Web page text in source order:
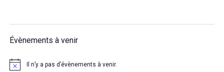
Évènements à venir
Notice Il n’y a pas d’évènements à venir.